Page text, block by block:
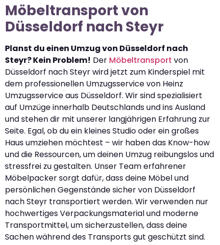
Möbeltransport von
Düsseldorf nach Steyr
Planst du einen Umzug von Düsseldorf nach
Steyr? Kein Problem! Der Möbeltransport von
Düsseldorf nach Steyr wird jetzt zum Kinderspiel mit
dem professionellen Umzugsservice von Heinz
Umzugsservice aus Düsseldorf. Wir sind spezialisiert
auf Umzüge innerhalb Deutschlands und ins Ausland
und stehen dir mit unserer langjährigen Erfahrung zur
Seite. Egal, ob du ein kleines Studio oder ein großes
Haus umziehen möchtest – wir haben das Know-how
und die Ressourcen, um deinen Umzug reibungslos und
stressfrei zu gestalten. Unser Team erfahrener
Möbelpacker sorgt dafür, dass deine Möbel und
persönlichen Gegenstände sicher von Düsseldorf
nach Steyr transportiert werden. Wir verwenden nur
hochwertiges Verpackungsmaterial und moderne
Transportmittel, um sicherzustellen, dass deine
Sachen während des Transports gut geschützt sind.